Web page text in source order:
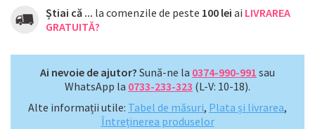
Știai că ... la comenzile de peste 100 lei ai LIVRAREA
GRATUITĂ?
Ai nevoie de ajutor? Sună-ne la 0374-990-991 sau
WhatsApp la 0733-233-323 (L-V: 10-18).
Alte informații utile: Tabel de măsuri, Plata și livrarea,
Întreținerea produselor